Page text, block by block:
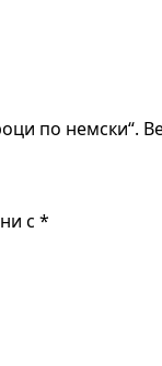
по немски“.
с *